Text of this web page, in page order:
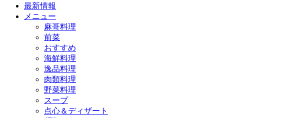
最新情報
メニュー
麻哥料理
前菜
おすすめ
海鮮料理
逸品料理
肉類料理
野菜料理
スープ
点心＆ディザート